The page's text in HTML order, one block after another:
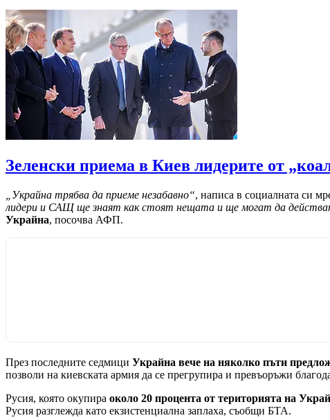
Зеленски приема в Киев лидерите от
„Украйна трябва да приеме незабавно“, написа в социалната си
лидери и САЩ ще знаят как стоят нещата и ще могат да
Украйна, посочва АФП.
През последните седмици Украйна вече на няколко пъти
позволи на киевската армия да се прегрупира и превъоръжи
Русия, която окупира около 20 процента от територията на
Русия разглежда като екзистенциална заплаха, съобщи БТА.